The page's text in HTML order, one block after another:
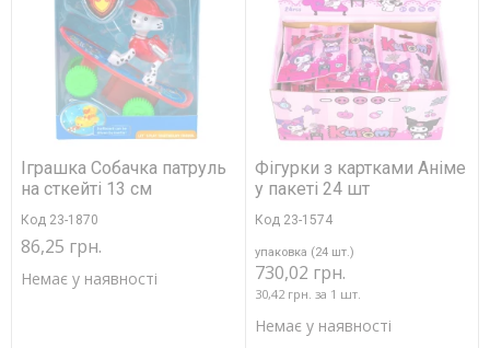
Іграшка Собачка патруль
на сткейті 13 см
Код 23-1870
86,25 грн.
Немає у наявності
Фігурки з картками Аніме
у пакеті 24 шт
Код 23-1574
упаковка (24 шт.)
730,02 грн.
30,42 грн. за 1 шт.
Немає у наявності